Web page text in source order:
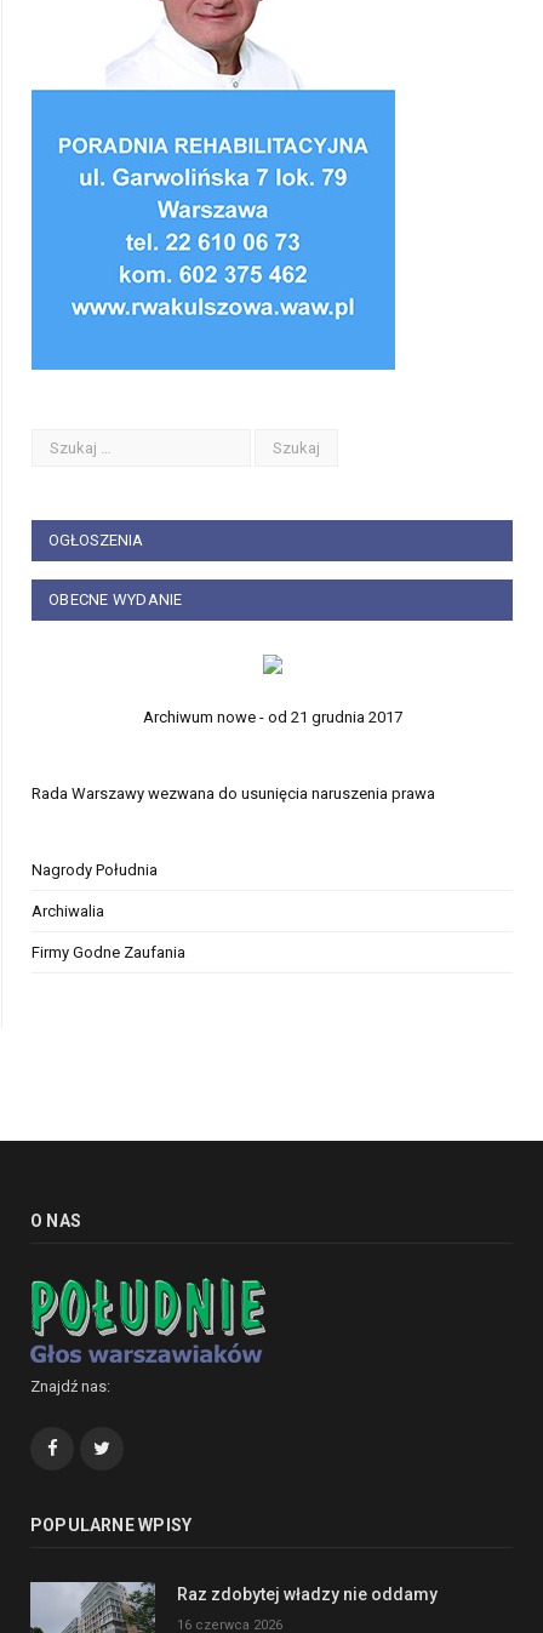
OGŁOSZENIA
OBECNE WYDANIE
Archiwum nowe - od 21 grudnia 2017
Rada Warszawy wezwana do usunięcia naruszenia prawa
Nagrody Południa
Archiwalia
Firmy Godne Zaufania
O NAS
Znajdź nas:
Facebook
POPULARNE WPISY
Raz zdobytej władzy nie oddamy
16 czerwca 2026